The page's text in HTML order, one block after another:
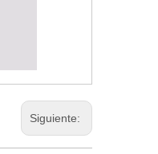
Siguiente: